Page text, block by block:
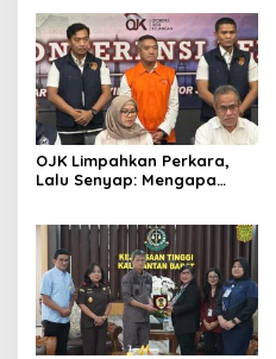
OJK Limpahkan Perkara,
Lalu Senyap: Mengapa
dari Pemberitaan?